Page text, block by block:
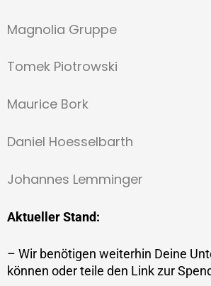
Magnolia Gruppe
Tomek Piotrowski
Maurice Bork
Daniel Hoesselbarth
Johannes Lemminger
Aktueller Stand:
– Wir benötigen weiterhin Deine
können oder teile den Link zur